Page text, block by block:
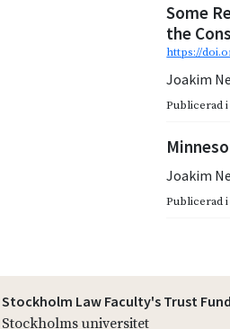
Some
the
https://
Joakim
Publicerad
Joakim
Publicerad
Stockholm Law Faculty's Trust
Stockholms universitet